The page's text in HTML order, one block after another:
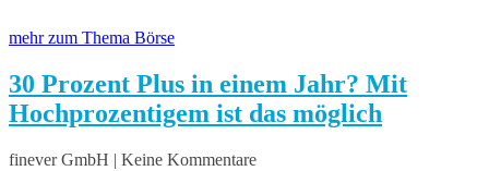
mehr zum Thema Börse
30 Prozent Plus in einem Jahr? Mit
Hochprozentigem ist das möglich
finever GmbH | Keine Kommentare